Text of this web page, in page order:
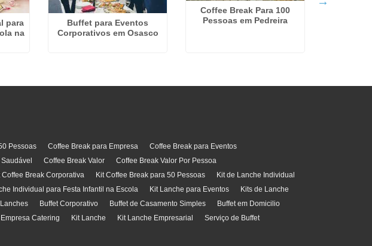
para
na
Buffet para Eventos
Corporativos em Osasco
Coffee Break Para 100
Pessoas em Pedreira
Pessoas Coffee Break para Empresa
Coffee Break para Eventos
Coffee Break Valor
Coffee Break Valor Por Pessoa
Coffee Break Corporativa Kit Coffee Break para 50 Pessoas
Kit de Lanche Individual
Individual para Festa Infantil na Escola Kit Lanche para Eventos
Kits de Lanche
Buffet Corporativo Buffet de Casamento Simples
Buffet em Domicilio
Empresa Catering Kit Lanche Kit Lanche Empresarial
Serviço de Buffet